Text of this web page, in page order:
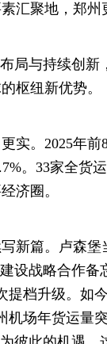
汇聚地，郑州
与持续创新
枢纽新优势。
。2025年前
。33家全货
济圈。
篇。卢森堡
设战略合作备
提档升级。如
机场年货运量